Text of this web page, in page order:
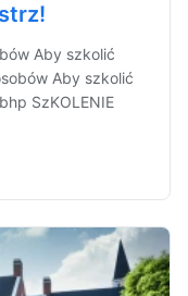
Aby szkolić
Aby szkolić
SzKOLENIE